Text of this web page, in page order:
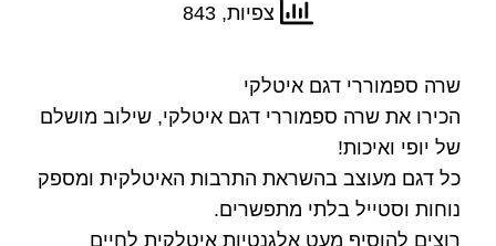
צפיות, 843
שרה ספמוררי דגם איטלקי
הכירו את שרה ספמוררי דגם איטלקי, שילוב מושלם
של יופי ואיכות!
כל דגם מעוצב בהשראת התרבות האיטלקית ומספק
נוחות וסטייל בלתי מתפשרים.
רוצים להוסיף מעט אלגנטיות איטלקית לחיים